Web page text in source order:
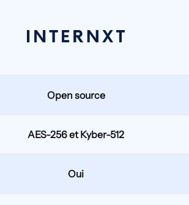
Open source
AES-256 et Kyber-512
Oui